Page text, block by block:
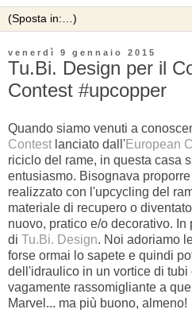
venerdì 9 gennaio 2015
Tu.Bi. Design per il
Contest #upcopper
Quando siamo venuti a
Contest lanciato dall'European
riciclo del rame, in questa casa
entusiasmo. Bisognava
realizzato con l'upcycling del
materiale di recupero o
nuovo, pratico e/o decorativo.
di Tu.Bi. Design. Noi adoriamo
forse ormai lo sapete e quindi
dell'idraulico in un vortice di
vagamente rassomigliante a
Marvel... ma più buono, almeno!